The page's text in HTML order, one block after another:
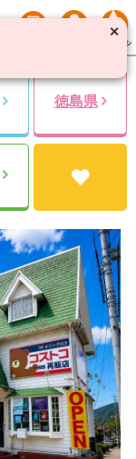
徳島県
✕